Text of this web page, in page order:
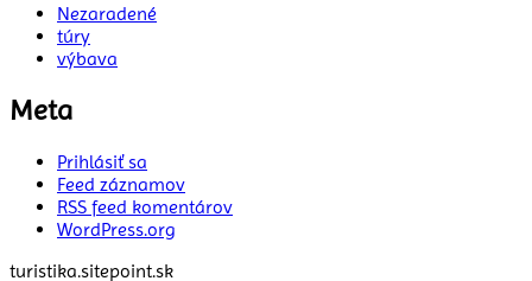
Nezaradené
túry
výbava
Meta
Prihlásiť sa
Feed záznamov
RSS feed komentárov
WordPress.org
turistika.sitepoint.sk